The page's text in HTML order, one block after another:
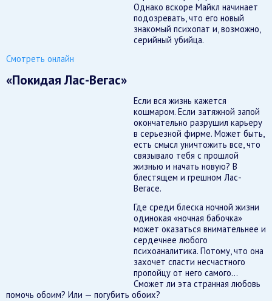
Однако вскоре Майкл начинает
подозревать, что его новый
знакомый психопат и, возможно,
серийный убийца.
Смотреть онлайн
«Покидая Лас-Вегас»
Если вся жизнь кажется
кошмаром. Если затяжной запой
окончательно разрушил карьеру
в серьезной фирме. Может быть,
есть смысл уничтожить все, что
связывало тебя с прошлой
жизнью и начать новую? В
блестящем и грешном Лас-
Вегасе.
Где среди блеска ночной жизни
одинокая «ночная бабочка»
может оказаться внимательнее и
сердечнее любого
психоаналитика. Потому, что она
захочет спасти несчастного
пропойцу от него самого…
Сможет ли эта странная любовь
помочь обоим? Или — погубить обоих?